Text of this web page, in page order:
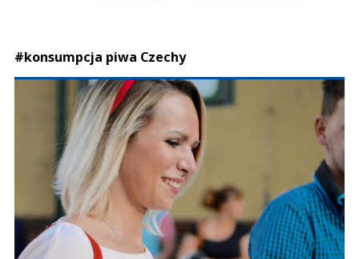
#konsumpcja piwa Czechy